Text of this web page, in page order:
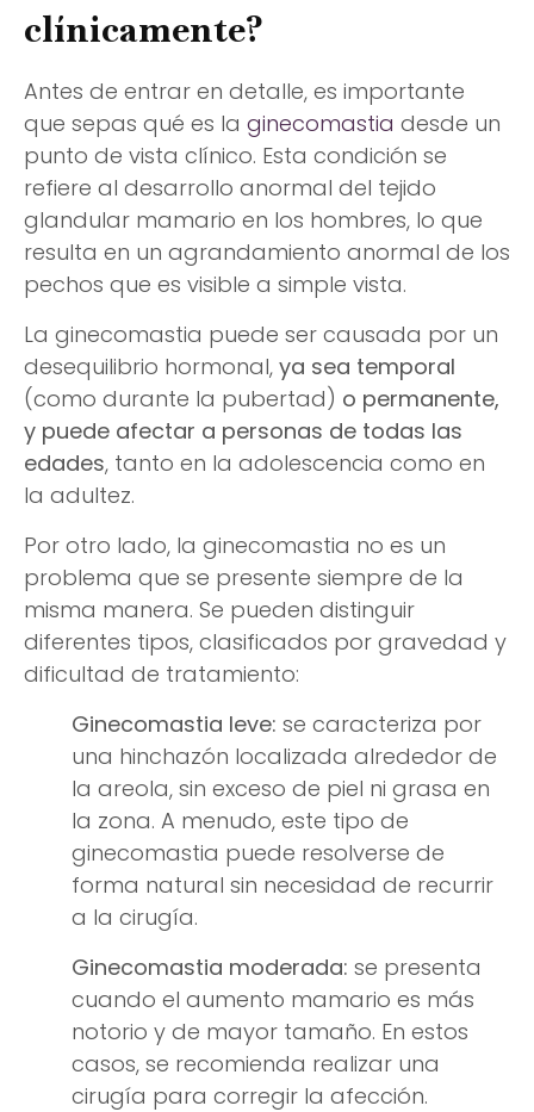
clínicamente?
Antes de entrar en detalle, es importante
que sepas qué es la ginecomastia desde un
punto de vista clínico. Esta condición se
refiere al desarrollo anormal del tejido
glandular mamario en los hombres, lo que
resulta en un agrandamiento anormal de los
pechos que es visible a simple vista.
La ginecomastia puede ser causada por un
desequilibrio hormonal, ya sea temporal
(como durante la pubertad) o permanente,
y puede afectar a personas de todas las
edades, tanto en la adolescencia como en
la adultez.
Por otro lado, la ginecomastia no es un
problema que se presente siempre de la
misma manera. Se pueden distinguir
diferentes tipos, clasificados por gravedad y
dificultad de tratamiento:
Ginecomastia leve: se caracteriza por
una hinchazón localizada alrededor de
la areola, sin exceso de piel ni grasa en
la zona. A menudo, este tipo de
ginecomastia puede resolverse de
forma natural sin necesidad de recurrir
a la cirugía.
Ginecomastia moderada: se presenta
cuando el aumento mamario es más
notorio y de mayor tamaño. En estos
casos, se recomienda realizar una
cirugía para corregir la afección.